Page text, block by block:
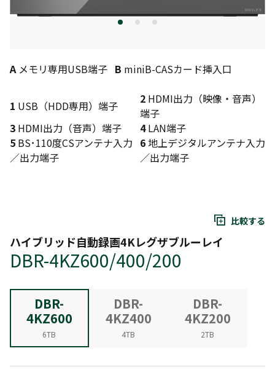
Aメモリ専用USB端子 B miniB-CASカード挿入口
1 USB（HDD専用）端子 2 HDMI出力（映像・音声）
端子
3 HDMI出力（音声）端子 4LAN端子
5 BS･110度CSアンテナ入力
／出力端子
6地上デジタルアンテナ入力
／出力端子
比較する
ハイブリッド自動録画4Kレグザブルーレイ
DBR-4KZ600/400/200
DBR-
4KZ600
6TB
DBR-
4KZ400
4TB
DBR-
4KZ200
2TB